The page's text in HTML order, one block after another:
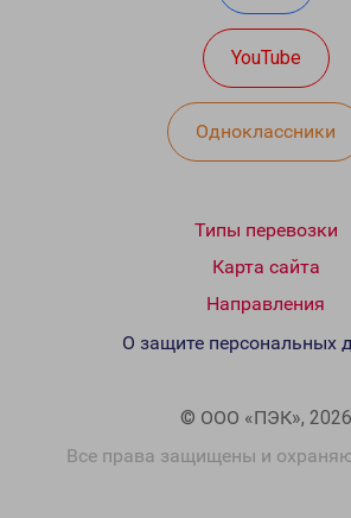
YouTube
Одноклассники
Типы перевозки
Карта сайта
Направления
© ООО «ПЭК», 2026
Все права защищены и
О защите персональных